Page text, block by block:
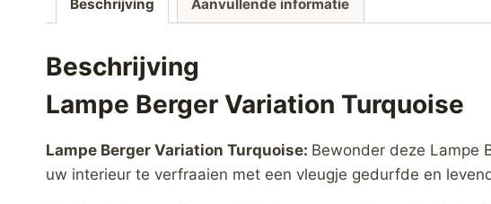
Beschrijving Aanvullende informatie
Beschrijving
Lampe Berger Variation Turquoise
Lampe Berger Variation Turquoise: Bewonder deze Lampe
uw interieur te verfraaien met een vleugje gedurfde en